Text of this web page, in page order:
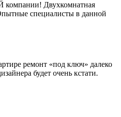
компании! Двухкомнатная
специалисты в данной
ремонт «под ключ» далеко
будет очень кстати.